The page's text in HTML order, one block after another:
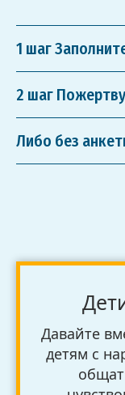
1 шаг
2 шаг
Либо без
Давайте
детям с